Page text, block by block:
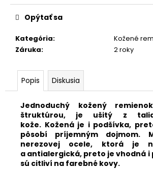
Kategória:
Kožené
Záruka: 2 roky
Opýtať sa
Popis Diskusia
Jednoduchý kožený
štruktúrou, je ušitý z
kože. Kožená je i podšívka,
pôsobí príjemným dojmom.
nerezovej ocele, ktorá je
a antialergická, preto je vhodná
sú citliví na farebné kovy.
a
m
SVETLOHNEDÝ
REMIENOK
BRAZÍLSKEHO
KROKODÍLA
E602/05
€89,90